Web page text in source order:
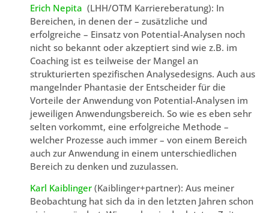
Erich Nepita (LHH/OTM Karriereberatung): In
Bereichen, in denen der – zusätzliche und
erfolgreiche – Einsatz von Potential-Analysen noch
nicht so bekannt oder akzeptiert sind wie z.B. im
Coaching ist es teilweise der Mangel an
strukturierten spezifischen Analysedesigns. Auch aus
mangelnder Phantasie der Entscheider für die
Vorteile der Anwendung von Potential-Analysen im
jeweiligen Anwendungsbereich. So wie es eben sehr
selten vorkommt, eine erfolgreiche Methode –
welcher Prozesse auch immer – von einem Bereich
auch zur Anwendung in einem unterschiedlichen
Bereich zu denken und zuzulassen.
Karl Kaiblinger (Kaiblinger+partner): Aus meiner
Beobachtung hat sich da in den letzten Jahren schon